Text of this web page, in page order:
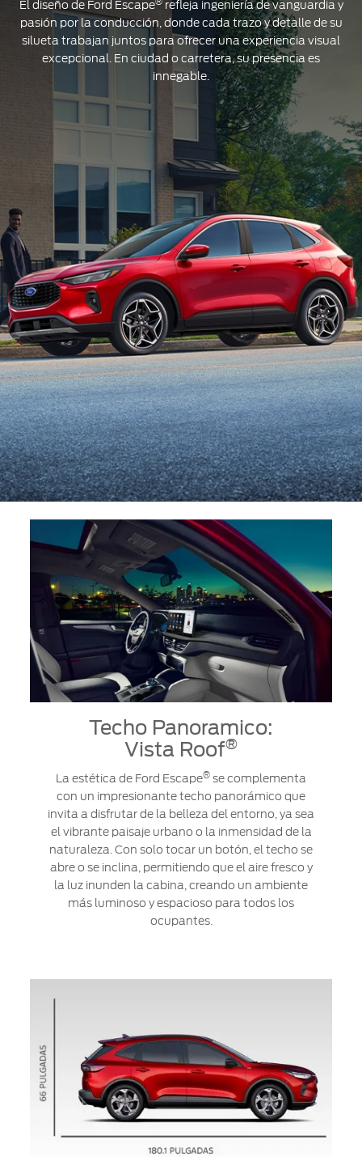
El diseño de Ford Escape refleja ingeniería de vanguardia y
pasión por la conducción, donde cada trazo y detalle de su
silueta trabajan juntos para ofrecer una experiencia visual
excepcional. En ciudad o carretera, su presencia es
innegable.
Techo Panoramico:
Vista Roof®
La estética de Ford Escape® se complementa
con un impresionante techo panorámico que
invita a disfrutar de la belleza del entorno, ya sea
el vibrante paisaje urbano o la inmensidad de la
naturaleza. Con solo tocar un botón, el techo se
abre o se inclina, permitiendo que el aire fresco y
la luz inunden la cabina, creando un ambiente
más luminoso y espacioso para todos los
ocupantes.